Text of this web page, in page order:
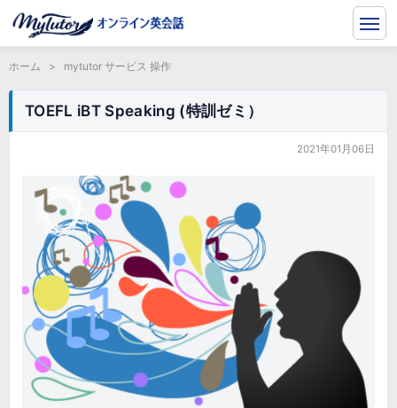
ホーム > mytutor サービス 操作
TOEFL iBT Speaking (特訓ゼミ）
2021年01月06日